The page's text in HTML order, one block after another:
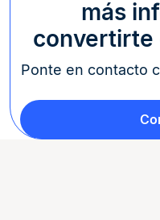
más
convertirte
Ponte en contacto